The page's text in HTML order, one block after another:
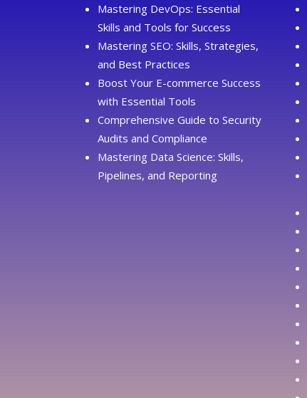
Mastering DevOps: Essential
Skills and Tools for Success
Mastering SEO: Skills, Strategies,
and Best Practices
Boost Your E-commerce Success
with Essential Tools
Comprehensive Guide to Security
Audits and Compliance
Mastering Data Science: Skills,
Pipelines, and Reporting